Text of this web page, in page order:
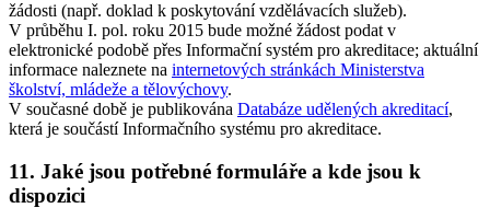
žádosti (např. doklad k poskytování vzdělávacích služeb).
V průběhu I. pol. roku 2015 bude možné žádost podat v
elektronické podobě přes Informační systém pro akreditace; aktuální
informace naleznete na internetových stránkách Ministerstva
školství, mládeže a tělovýchovy.
V současné době je publikována Databáze udělených akreditací,
která je součástí Informačního systému pro akreditace.
11. Jaké jsou potřebné formuláře a kde jsou k
dispozici